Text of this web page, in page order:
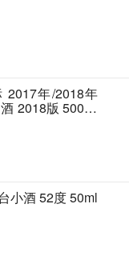
2017年/2018年
2018版 500ml
小酒 52度 50ml